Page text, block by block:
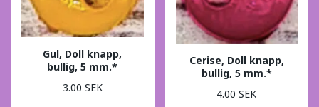
Gul, Doll knapp,
bullig, 5 mm.*
3.00 SEK
Cerise, Doll knapp,
bullig, 5 mm.*
4.00 SEK